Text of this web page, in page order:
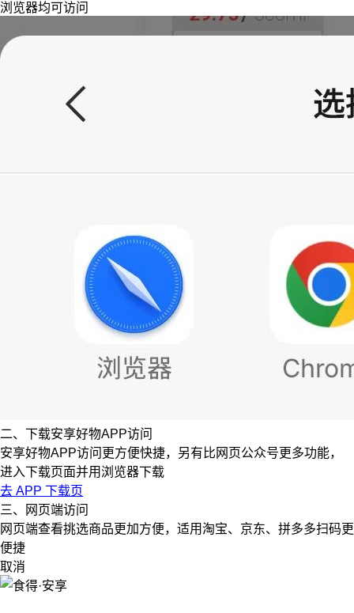
浏览器均可访问
二、下载安享好物APP访问
安享好物APP访问更方便快捷，另有比网页公众号更多功能，
进入下载页面并用浏览器下载
去 APP 下载页
三、网页端访问
网页端查看挑选商品更加方便，适用淘宝、京东、拼多多扫码更
便捷
取消